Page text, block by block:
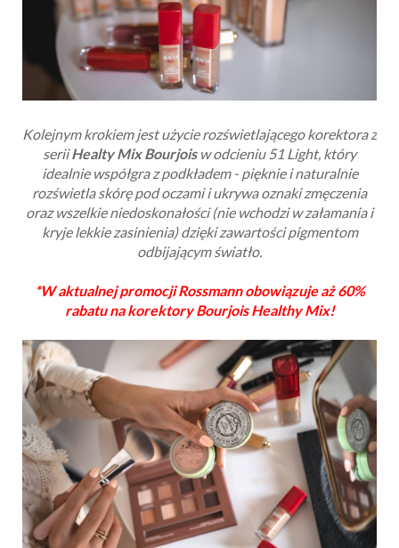
Kolejnym krokiem jest użycie rozświetlającego korektora z
seriiHealty Mix Bourjoisw odcieniu 51 Light, który
idealnie współgra z podkładem - pięknie i naturalnie
rozświetla skórę pod oczami i ukrywa oznaki zmęczenia
oraz wszelkie niedoskonałości (nie wchodzi w załamania i
kryje lekkie zasinienia) dzięki zawartości pigmentom
odbijającym światło.
*W aktualnej promocji Rossmann obowiązuje aż 60%
rabatu na korektory Bourjois Healthy Mix!